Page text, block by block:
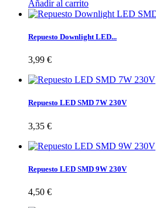
Añadir al carrito
Repuesto Downlight LED...
3,99 €
Repuesto LED SMD 7W 230V
3,35 €
Repuesto LED SMD 9W 230V
4,50 €